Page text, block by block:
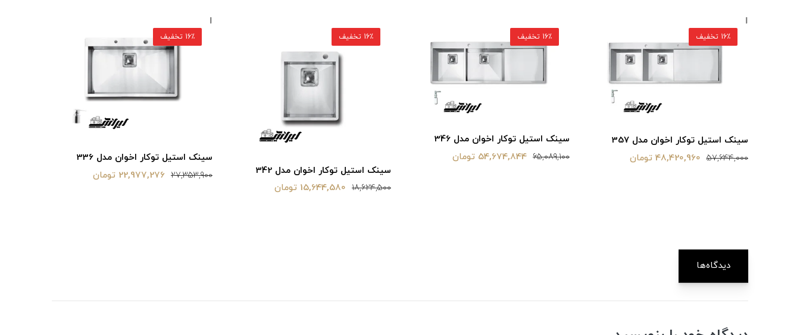
سینک استیل توکار اخوان مدل 357
57,644,000 48,420,960 تومان
16٪ تخفیف
سینک استیل توکار اخوان مدل 346
65,089,100 54,674,844 تومان
16٪ تخفیف
سینک استیل توکار اخوان مدل 342
18,624,500 15,644,580 تومان
16٪ تخفیف
سینک استیل توکار اخوان مدل 336
27,353,900 22,977,276 تومان
16٪ تخفیف
دیدگاه‌ها